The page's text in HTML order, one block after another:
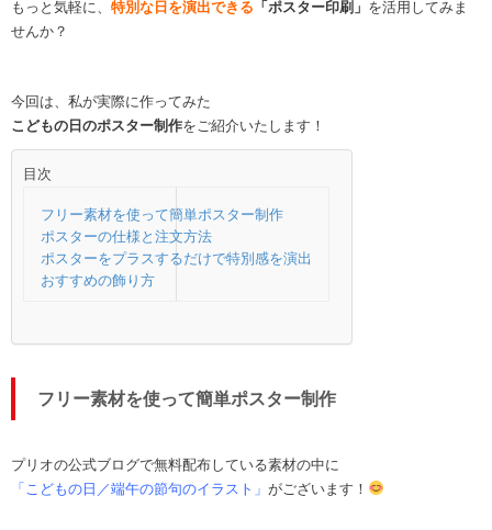
もっと気軽に、 特別な日を演出できる 「ポスター印刷」 を活用してみま
せんか？
今回は、私が実際に作ってみた
こどもの日のポスター制作をご紹介いたします！
目次
フリー素材を使って簡単ポスター制作
ポスターの仕様と注文方法
ポスターをプラスするだけで特別感を演出
おすすめの飾り方
フリー素材を使って簡単ポスター制作
プリオの公式ブログで無料配布している素材の中に
「こどもの日／端午の節句のイラスト」 がございます！